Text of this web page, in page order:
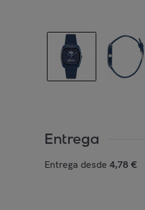
Entrega
Entrega desde 4,78 €